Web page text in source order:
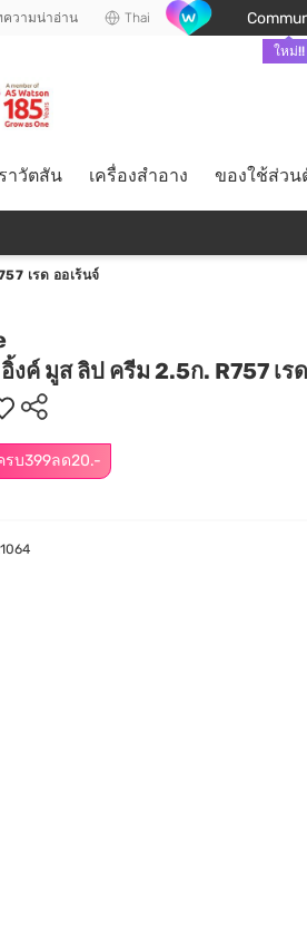
วามน่าอ่าน Thai
ใหม่!!
าวัตสัน เครื่องสำอาง ของใช้ส่วน
เรด ออเร้นจ์
งค์ มูส ลิป ครีม 2.5ก. R757 เร
รบ399ลด20.-